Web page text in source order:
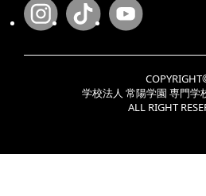
学校法人 常陽学園 専門学
ALL RIGHT